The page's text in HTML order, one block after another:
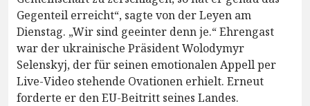
Gegenteil erreicht“, sagte von der Leyen am
Dienstag. „Wir sind geeinter denn je.“ Ehrengast
war der ukrainische Präsident Wolodymyr
Selenskyj, der für seinen emotionalen Appell per
Live-Video stehende Ovationen erhielt. Erneut
forderte er den EU-Beitritt seines Landes.